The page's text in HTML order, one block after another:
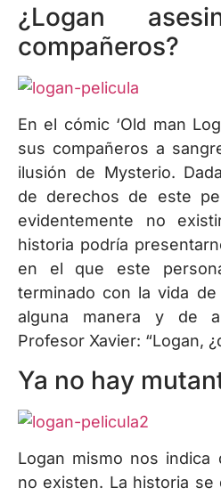
¿Logan
compañeros?
En el cómic ‘Old man
sus compañeros a
ilusión de Mysterio.
de derechos de este
evidentemente no
historia podría
en el que este
terminado con la vida
alguna manera y de
Profesor Xavier: “Logan,
Ya no hay
Logan mismo nos indica
no existen. La historia se